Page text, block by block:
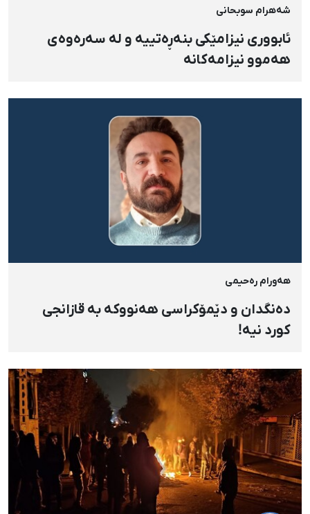
شەهرام سوبحانی
ئابووری نیزامێکی بنەڕەتییە و لە سەرەوەی
هەموو نیزامەکانە
هەورام رەحیمی
دەنگدان و دێمۆکراسی هەنووکە بە قازانجی
کورد نیە!